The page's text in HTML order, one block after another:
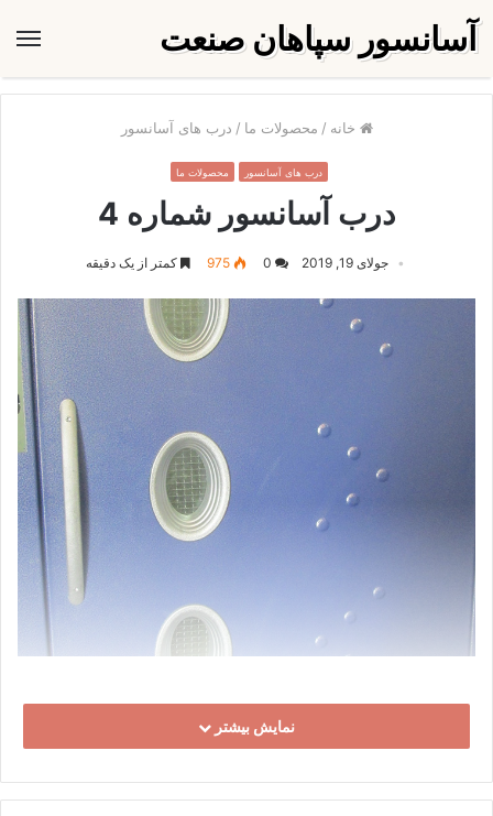
آسانسور سپاهان صنعت
خانه / محصولات ما / درب های آسانسور
درب های آسانسور محصولات ما
درب آسانسور شماره 4
جولای 19, 2019 975 کمتر از یک دقیقه
نمایش بیشتر